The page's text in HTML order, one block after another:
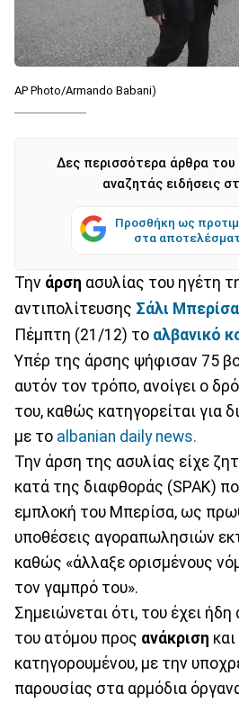
AP Photo/Armando Babani)
Δες περισσότερα άρθρα του
αναζητάς ειδήσεις
Προσθήκη ως
στα
Την άρση ασυλίας του ηγέτη
αντιπολίτευσης Σάλι Μπερίσα
Πέμπτη (21/12) το αλβανικό
Υπέρ της άρσης ψήφισαν 75
αυτόν τον τρόπο, ανοίγει ο
του, καθώς κατηγορείται για
με το albanian daily news.
Την άρση της ασυλίας είχε
κατά της διαφθοράς (SPAK)
εμπλοκή του Μπερίσα, ως
υποθέσεις αγοραπωλησιών
καθώς «άλλαξε ορισμένους
τον γαμπρό του».
Σημειώνεται ότι, του έχει
του ατόμου προς ανάκριση
κατηγορουμένου, με την
παρουσίας στα αρμόδια